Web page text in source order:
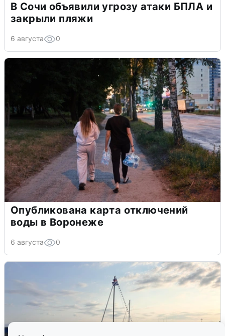
В Сочи объявили угрозу атаки БПЛА и
закрыли пляжи
6 августа 0
Опубликована карта отключений
воды в Воронеже
6 августа 0